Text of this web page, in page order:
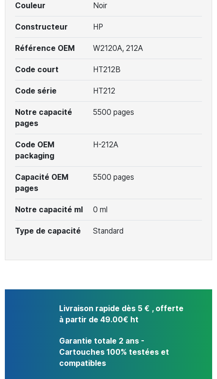
Couleur Noir
Constructeur HP
Référence OEM W2120A, 212A
Code court HT212B
Code série HT212
Notre capacité
pages
5500 pages
Code OEM
packaging
H-212A
Capacité OEM
pages
5500 pages
Notre capacité ml 0 ml
Type de capacité Standard
Livraison rapide dès 5 € , offerte
à partir de 49.00€ ht
Garantie totale 2 ans -
Cartouches 100% testées et
compatibles